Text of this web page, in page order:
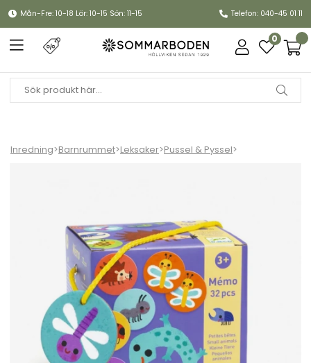
Mån-Fre: 10-18 Lör: 10-15 Sön: 11-15 Telefon: 040-45 01 11
0
Inredning>Barnrummet>Leksaker>Pussel & Pyssel>